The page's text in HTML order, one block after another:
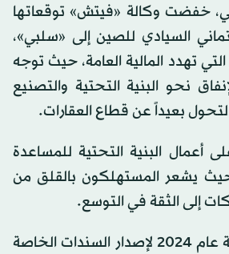
خفضت وكالة «فيتش» توقعاتها
السيادي للصين إلى «سلبي»،
تهدد المالية العامة، حيث توجه
نحو البنية التحتية والتصنيع
بعيداً عن قطاع العقارات.
أعمال البنية التحتية للمساعدة
يشعر المستهلكون بالقلق من
إلى الثقة في التوسع.
وحددت الصين حصة عام 2024 لإصدار السندات الخاصة